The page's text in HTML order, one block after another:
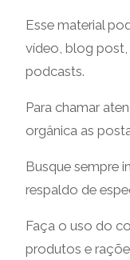
Esse material
vídeo, blog
podcasts.
Para chamar
orgânica as
Busque sempre
respaldo de
Faça o uso do
produtos e